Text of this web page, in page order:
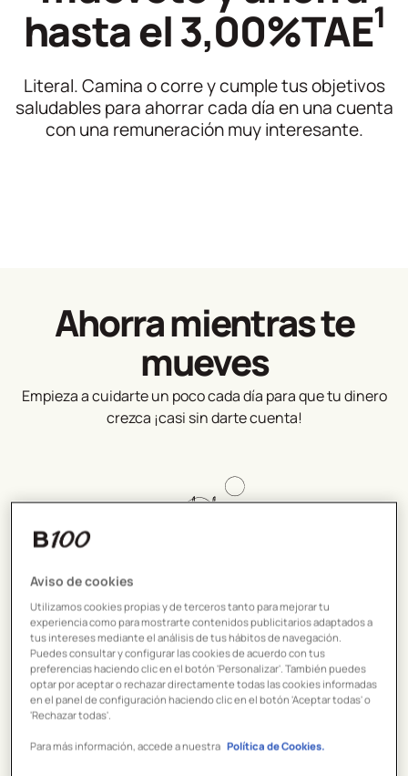
hasta el 3,00%TAE1
Literal. Camina o corre y cumple tus objetivos
saludables para ahorrar cada día en una cuenta
con una remuneración muy interesante.
Ahorra mientras te
mueves
Empieza a cuidarte un poco cada día para que tu dinero
crezca ¡casi sin darte cuenta!
Márcate un reto
Márcate un objetivo de pasos diario y cúmplelo siempre que
puedas.
Aviso de cookies
Utilizamos cookies propias y de terceros tanto para mejorar tu
experiencia como para mostrarte contenidos publicitarios adaptados a
tus intereses mediante el análisis de tus hábitos de navegación.
Puedes consultar y configurar las cookies de acuerdo con tus
preferencias haciendo clic en el botón 'Personalizar'. También puedes
optar por aceptar o rechazar directamente todas las cookies informadas
en el panel de configuración haciendo clic en el botón 'Aceptar todas' o
'Rechazar todas'.
Para más información, accede a nuestra Política de Cookies.